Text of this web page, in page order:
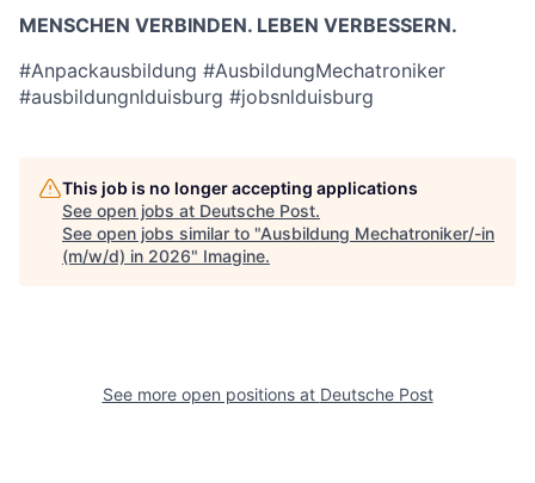
MENSCHEN VERBINDEN. LEBEN VERBESSERN.
#Anpackausbildung #AusbildungMechatroniker
#ausbildungnlduisburg #jobsnlduisburg
This job is no longer accepting applications
See open jobs at Deutsche Post.
See open jobs similar to "Ausbildung Mechatroniker/-in
(m/w/d) in 2026" Imagine.
See more open positions at Deutsche Post